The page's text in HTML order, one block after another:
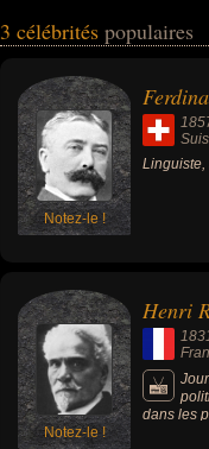
3 célébrités populaires
Notez-le !
Linguiste,
Notez-le !
Henri
dans les